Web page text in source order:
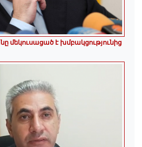
մեկուսացած է խմբակցությունից